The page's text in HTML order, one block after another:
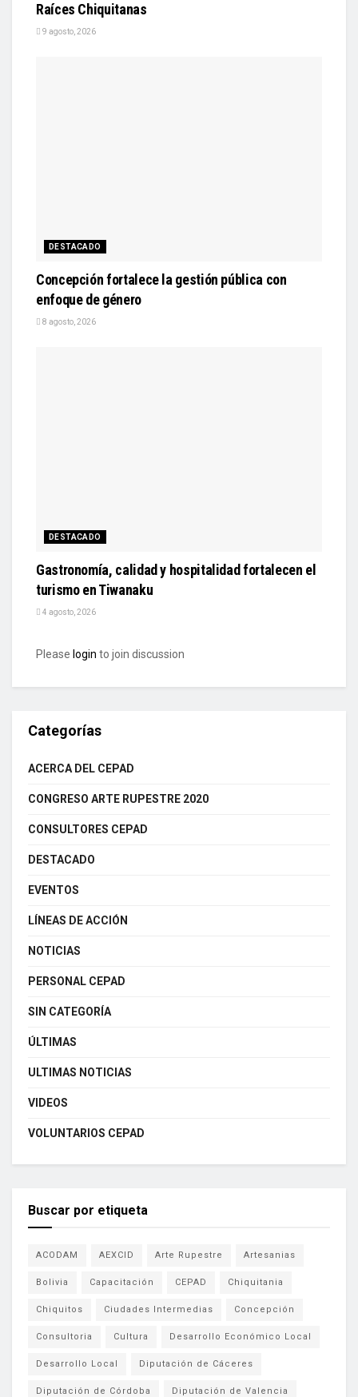
Raíces Chiquitanas
9 agosto, 2026
DESTACADO
Concepción fortalece la gestión pública con
enfoque de género
8 agosto, 2026
DESTACADO
Gastronomía, calidad y hospitalidad fortalecen el
turismo en Tiwanaku
4 agosto, 2026
Please login to join discussion
Categorías
ACERCA DEL CEPAD
CONGRESO ARTE RUPESTRE 2020
CONSULTORES CEPAD
DESTACADO
EVENTOS
LÍNEAS DE ACCIÓN
NOTICIAS
PERSONAL CEPAD
SIN CATEGORÍA
ÚLTIMAS
ULTIMAS NOTICIAS
VIDEOS
VOLUNTARIOS CEPAD
Buscar por etiqueta
ACODAM AEXCID Arte Rupestre Artesanias
Bolivia Capacitación CEPAD Chiquitania
Chiquitos Ciudades Intermedias Concepción
Consultoria Cultura Desarrollo Económico Local
Desarrollo Local Diputación de Cáceres
Diputación de Córdoba Diputación de Valencia